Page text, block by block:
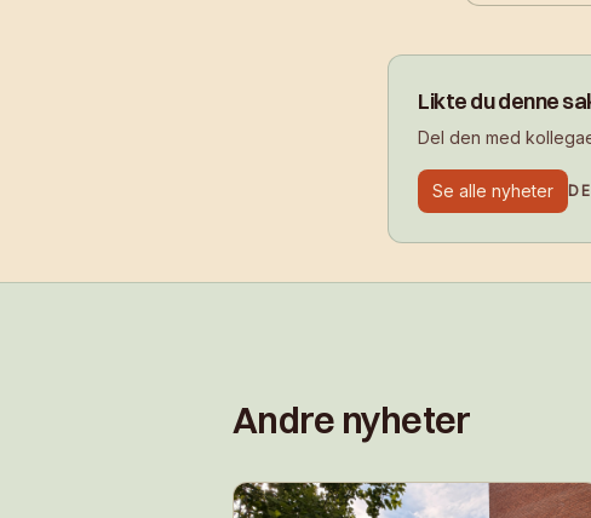
Likte du denne
Del den med
Se alle nyheter
Andre nyheter